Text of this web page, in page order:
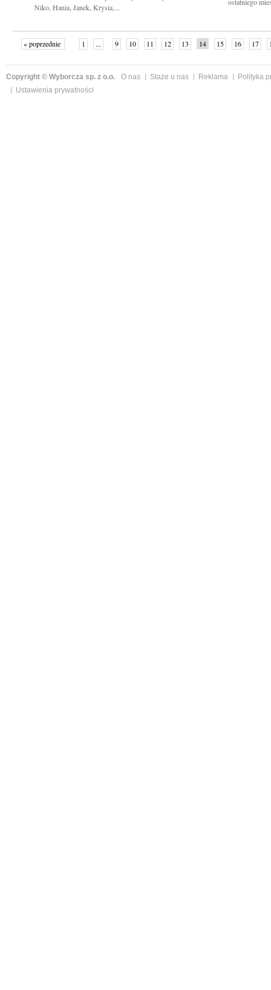
Niko, Hania, Janek, Krysia,...
« poprzednie 1 ... 9 10 11 12 13 14 15 16 17
Copyright © Wyborcza sp. z o.o. O nas Staże u nas Reklama
Polityka
Ustawienia prywatności